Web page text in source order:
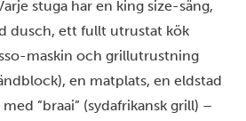
stuga har en king size-säng,
dusch, ett fullt utrustat kök
maskin och grillutrustning
en matplats, en eldstad
”braai” (sydafrikansk grill) –